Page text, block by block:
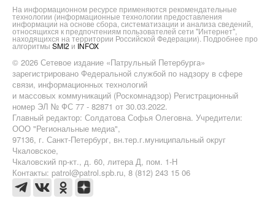
На информационном ресурсе применяются рекомендательные
технологии (информационные технологии предоставления
информации на основе сбора, систематизации и анализа сведений,
относящихся к предпочтениям пользователей сети "Интернет",
находящихся на территории Российской Федерации). Подробнее про
алгоритмы SMI2 и INFOX
© 2026 Сетевое издание «Патрульный Петербурга»
зарегистрировано Федеральной службой по надзору в сфере
связи, информационных технологий
и массовых коммуникаций (Роскомнадзор) Регистрационный
номер ЭЛ № ФС 77 - 82871 от 30.03.2022.
Главный редактор: Солдатова Софья Олеговна. Учредители:
ООО "Региональные медиа",
97136, г. Санкт-Петербург, вн.тер.г.муниципальный округ
Чкаловское,
Чкаловский пр-кт., д. 60, литера Д, пом. 1-Н
Контакты: patrol@patrol.spb.ru, 8 (812) 243 15 06